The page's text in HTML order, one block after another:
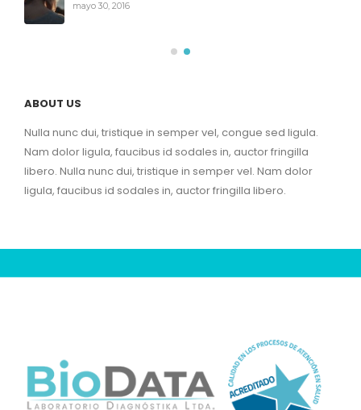
mayo 30, 2016
ABOUT US
Nulla nunc dui, tristique in semper vel, congue sed ligula.
Nam dolor ligula, faucibus id sodales in, auctor fringilla
libero. Nulla nunc dui, tristique in semper vel. Nam dolor
ligula, faucibus id sodales in, auctor fringilla libero.